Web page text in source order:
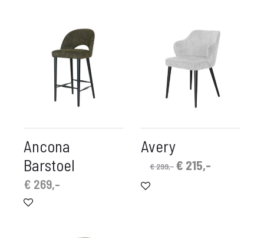
Ancona
Barstoel
€ 269,-
Avery
€299,- Oorspronkelijke
€ 215,-